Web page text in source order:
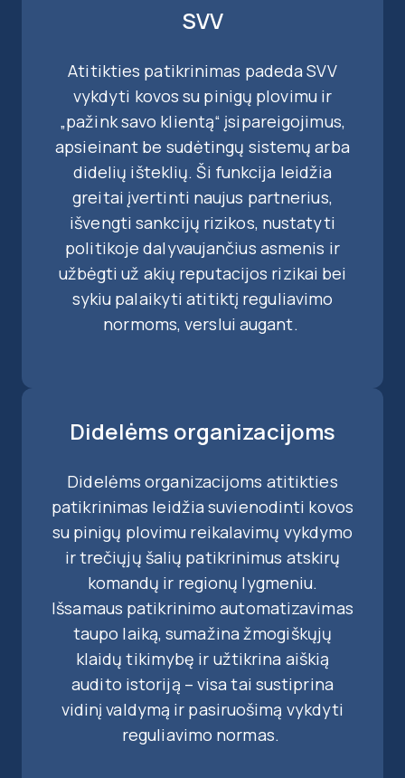
SVV
Atitikties patikrinimas padeda SVV
vykdyti kovos su pinigų plovimu ir
„pažink savo klientą“ įsipareigojimus,
apsieinant be sudėtingų sistemų arba
didelių išteklių. Ši funkcija leidžia
greitai įvertinti naujus partnerius,
išvengti sankcijų rizikos, nustatyti
politikoje dalyvaujančius asmenis ir
užbėgti už akių reputacijos rizikai bei
sykiu palaikyti atitiktį reguliavimo
normoms, verslui augant.
Didelėms organizacijoms
Didelėms organizacijoms atitikties
patikrinimas leidžia suvienodinti kovos
su pinigų plovimu reikalavimų vykdymo
ir trečiųjų šalių patikrinimus atskirų
komandų ir regionų lygmeniu.
Išsamaus patikrinimo automatizavimas
taupo laiką, sumažina žmogiškųjų
klaidų tikimybę ir užtikrina aiškią
audito istoriją – visa tai sustiprina
vidinį valdymą ir pasiruošimą vykdyti
reguliavimo normas.